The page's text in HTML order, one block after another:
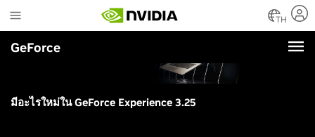
to
main
content
TH
GeForce
มีอะไรใหม่ใน GeForce Experience 3.25